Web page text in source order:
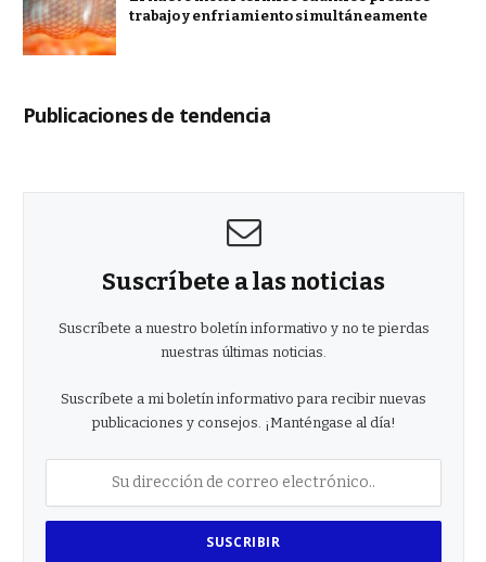
trabajo y enfriamiento simultáneamente
Publicaciones de tendencia
Suscríbete a las noticias
Suscríbete a nuestro boletín informativo y no te pierdas
nuestras últimas noticias.
Suscríbete a mi boletín informativo para recibir nuevas
publicaciones y consejos. ¡Manténgase al día!